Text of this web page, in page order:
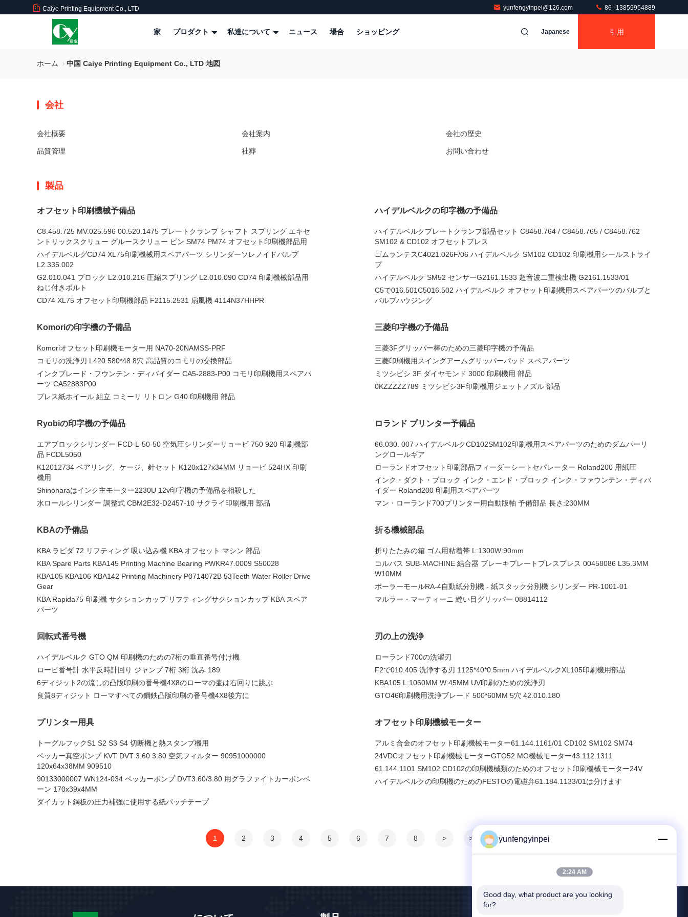
Caiye Printing Equipment Co., LTD yunfengyinpei@126.com 86--13859954889
家 プロダクト 私達について ニュース 場合 ショッピング Japanese 引用
ホーム 中国 Caiye Printing Equipment Co., LTD 地図
会社
会社概要 会社案内 会社の歴史
品質管理 社葬 お問い合わせ
製品
オフセット印刷機械予備品
C8.458.725 MV.025.596 00.520.1475 プレートクランプ シャフト スプリング エキセ
ントリックスクリュー グルースクリュー ピン SM74 PM74 オフセット印刷機部品用
ハイデルベルグCD74 XL75印刷機械用スペアパーツ シリンダーソレノイドバルブ
L2.335.002
G2.010.041 ブロック L2.010.216 圧縮スプリング L2.010.090 CD74 印刷機械部品用
ねじ付きボルト
CD74 XL75 オフセット印刷機部品 F2115.2531 扇風機 4114N37HHPR
ハイデルベルクの印字機の予備品
ハイデルベルクプレートクランプ部品セット C8458.764 / C8458.765 / C8458.762
SM102 & CD102 オフセットプレス
ゴムランテスC4021.026F/06 ハイデルベルク SM102 CD102 印刷機用シールストライ
プ
ハイデルベルク SM52 センサーG2161.1533 超音波二重検出機 G2161.1533/01
C5で016.501C5016.502 ハイデルベルク オフセット印刷機用スペアパーツのバルブと
バルブハウジング
Komoriの印字機の予備品
Komoriオフセット印刷機モーター用 NA70-20NAMSS-PRF
コモリの洗浄刃 L420 580*48 8穴 高品質のコモリの交換部品
インクブレード・フウンテン・ディバイダー CA5-2883-P00 コモリ印刷機用スペアパ
ーツ CA52883P00
プレス紙ホイール 組立 コミーリ リトロン G40 印刷機用 部品
三菱印字機の予備品
三菱3Fグリッパー棒のための三菱印字機の予備品
三菱印刷機用スイングアームグリッパーパッド スペアパーツ
ミツシビシ 3F ダイヤモンド 3000 印刷機用 部品
0KZZZZZ789 ミツシビシ3F印刷機用ジェットノズル 部品
Ryobiの印字機の予備品
エアブロックシリンダー FCD-L-50-50 空気圧シリンダーリョービ 750 920 印刷機部
品 FCDL5050
K12012734 ベアリング、ケージ、針セット K120x127x34MM リョービ 524HX 印刷
機用
Shinoharaはインク主モーター2230U 12v印字機の予備品を相殺した
水ロールシリンダー 調整式 CBM2E32-D2457-10 サクライ印刷機用 部品
ロランド プリンター予備品
66.030. 007 ハイデルベルクCD102SM102印刷機用スペアパーツのためのダムパーリ
ングロールギア
ローランドオフセット印刷部品フィーダーシートセパレーター Roland200 用紙圧
インク・ダクト・ブロック インク・エンド・ブロック インク・ファウンテン・ディバ
イダー Roland200 印刷用スペアパーツ
マン・ローランド700プリンター用自動版軸 予備部品 長さ:230MM
KBAの予備品
KBA ラピダ 72 リフティング 吸い込み機 KBA オフセット マシン 部品
KBA Spare Parts KBA145 Printing Machine Bearing PWKR47.0009 S50028
KBA105 KBA106 KBA142 Printing Machinery P0714072B 53Teeth Water Roller Drive
Gear
KBA Rapida75 印刷機 サクションカップ リフティングサクションカップ KBA スペア
パーツ
折る機械部品
折りたたみの箱 ゴム用粘着帯 L:1300W:90mm
コルバス SUB-MACHINE 結合器 ブレーキプレートプレスプレス 00458086 L35.3MM
W10MM
ポーラーモールRA-4自動紙分別機 - 紙スタック分別機 シリンダー PR-1001-01
マルラー・マーティーニ 縫い目グリッパー 08814112
回転式番号機
ハイデルベルク GTO QM 印刷機のための7桁の垂直番号付け機
ロービ番号計 水平反時計回り ジャンプ 7桁 3桁 沈み 189
6ディジット2の流しの凸版印刷の番号機4X8のローマの壷は右回りに跳ぶ
良質8ディジット ローマすべての鋼鉄凸版印刷の番号機4X8後方に
刃の上の洗浄
ローランド700の洗濯刃
F2で010.405 洗浄する刃 1125*40*0.5mm ハイデルベルクXL105印刷機用部品
KBA105 L:1060MM W:45MM UV印刷のための洗浄刃
GTO46印刷機用洗浄ブレード 500*60MM 5穴 42.010.180
プリンター用具
トーグルフックS1 S2 S3 S4 切断機と熱スタンプ機用
ベッカー真空ポンプ KVT DVT 3.60 3.80 空気フィルター 90951000000
120x64x38MM 909510
90133000007 WN124-034 ベッカーポンプ DVT3.60/3.80 用グラファイトカーボンベ
ーン 170x39x4MM
ダイカット鋼板の圧力補強に使用する紙パッチテープ
オフセット印刷機械モーター
アルミ合金のオフセット印刷機械モーター61.144.1161/01 CD102 SM102 SM74
24VDCオフセット印刷機械モーターGTO52 MO機械モーター43.112.1311
61.144.1101 SM102 CD102の印刷機械類のためのオフセット印刷機械モーター24V
ハイデルベルクの印刷機のためのFESTOの電磁弁61.184.1133/01は分けます
1 2 3 4 5 6 7 8 > >> yunfengyinpei
2:24 AM
Good day, what product are you looking
for?